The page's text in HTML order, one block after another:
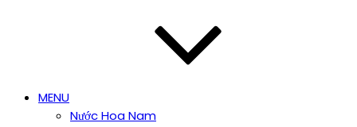
MENU
Nước Hoa Nam